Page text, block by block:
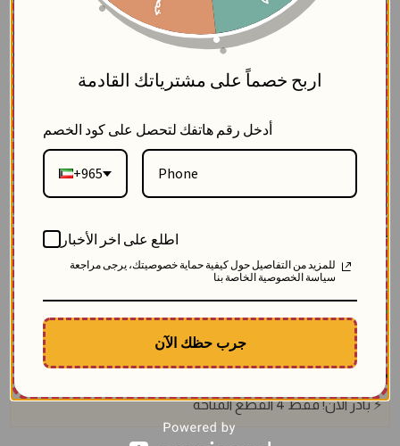
ترينغ شتوي من التريكو المميز - اسود - 4
4
SKU: 11868-اسود-4
الوصف
ترينغ شتوي نسائي أنيق من التريكو المريح، يتميز بتفاصيل من الكريب المقلم العصري
على الظهر تضفي عليه لمسة جمالية فريدة
80.20
$
⚡بادر الآن!فقط4القطع المتاحة
اربح خصماً على مشترياتك القادمة
أدخل رقم هاتفك لتحصل على كود الخصم
+965
اطلع على اخر الأخبار
للمزيد من التفاصيل حول كيفية حماية خصوصيتك، يرجى مراجعة
سياسة الخصوصية الخاصة بنا
جرب حظك الآن